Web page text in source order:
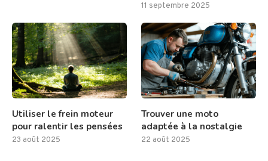
11 septembre 2025
Utiliser le frein moteur
pour ralentir les pensées
23 août 2025
Trouver une moto
adaptée à la nostalgie
22 août 2025